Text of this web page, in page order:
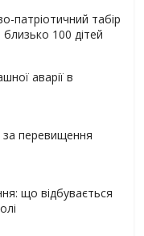
патріотичний табір
100 дітей
аварії в
перевищення
що відбувається